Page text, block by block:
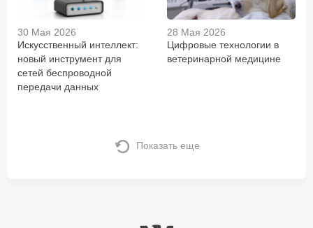
30 Мая 2026
Искусственный интеллект:
новый инструмент для
сетей беспроводной
передачи данных
28 Мая 2026
Цифровые технологии в
ветеринарной медицине
Показать еще